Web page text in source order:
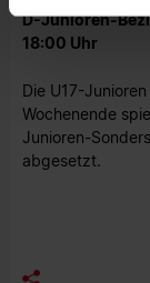
D-Junioren-
18:00 Uhr
Die U17-
Wochenende
Junioren-
abgesetzt.